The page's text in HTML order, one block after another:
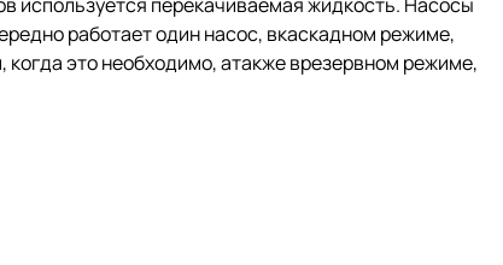
работает один насос, вкаскадном режиме,
это необходимо, атакже врезервном режиме,